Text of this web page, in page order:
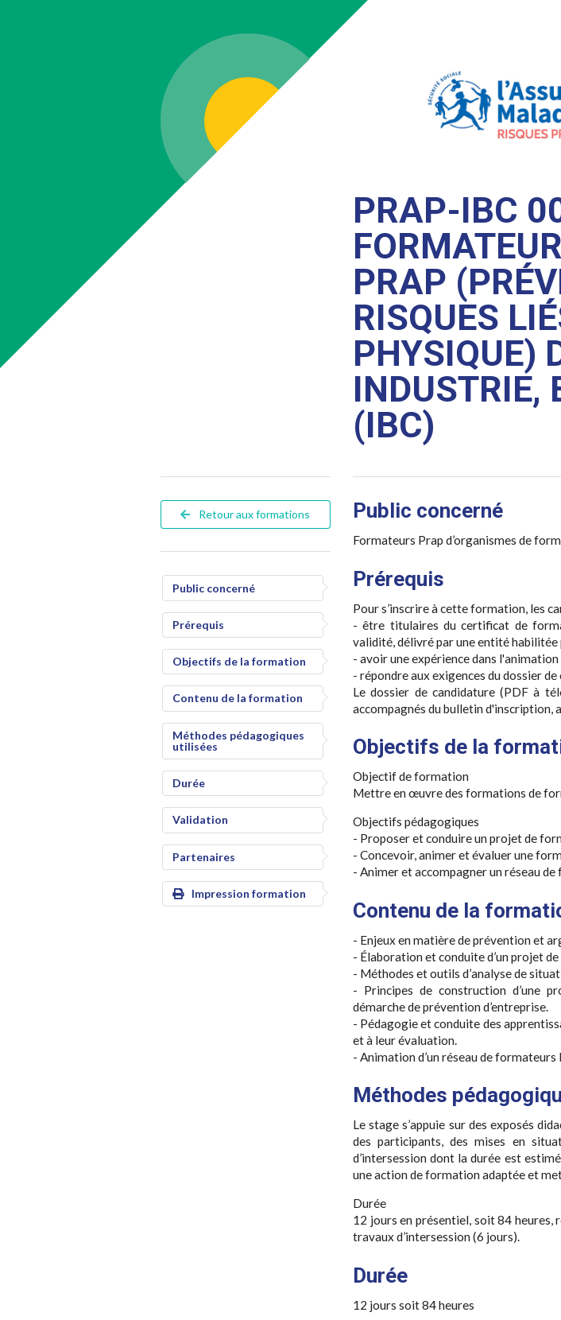
PRAP-IBC
PRAP
RISQUES
PHYSIQUE)
INDUSTRIE,
(IBC)
Retour aux formations
Public concerné
Prérequis
Objectifs de la formation
Contenu de la formation
Méthodes pédagogiques
utilisées
Durée
Validation
Partenaires
Impression formation
Public concerné
Formateurs Prap d’organismes de
Prérequis
Pour s’inscrire à cette formation, les
- être titulaires du certificat de
validité, délivré par une entité
- avoir une expérience dans
- répondre aux exigences du dossier
Le dossier de candidature (PDF à
accompagnés du bulletin d'inscription,
Objectifs de la
Objectif de formation
Mettre en œuvre des formations de
Objectifs pédagogiques
- Proposer et conduire un projet de
- Concevoir, animer et évaluer une
- Animer et accompagner un réseau
Contenu de la
- Enjeux en matière de prévention et
- Élaboration et conduite d’un projet
- Méthodes et outils d’analyse de
- Principes de construction d’une
démarche de prévention d’entreprise.
- Pédagogie et conduite des
et à leur évaluation.
- Animation d’un réseau de formateurs
Méthodes
Le stage s’appuie sur des exposés
des participants, des mises en
d’intersession dont la durée est
une action de formation adaptée et
Durée
12 jours en présentiel, soit 84 heures,
travaux d’intersession (6 jours).
Durée
12 jours soit 84 heures